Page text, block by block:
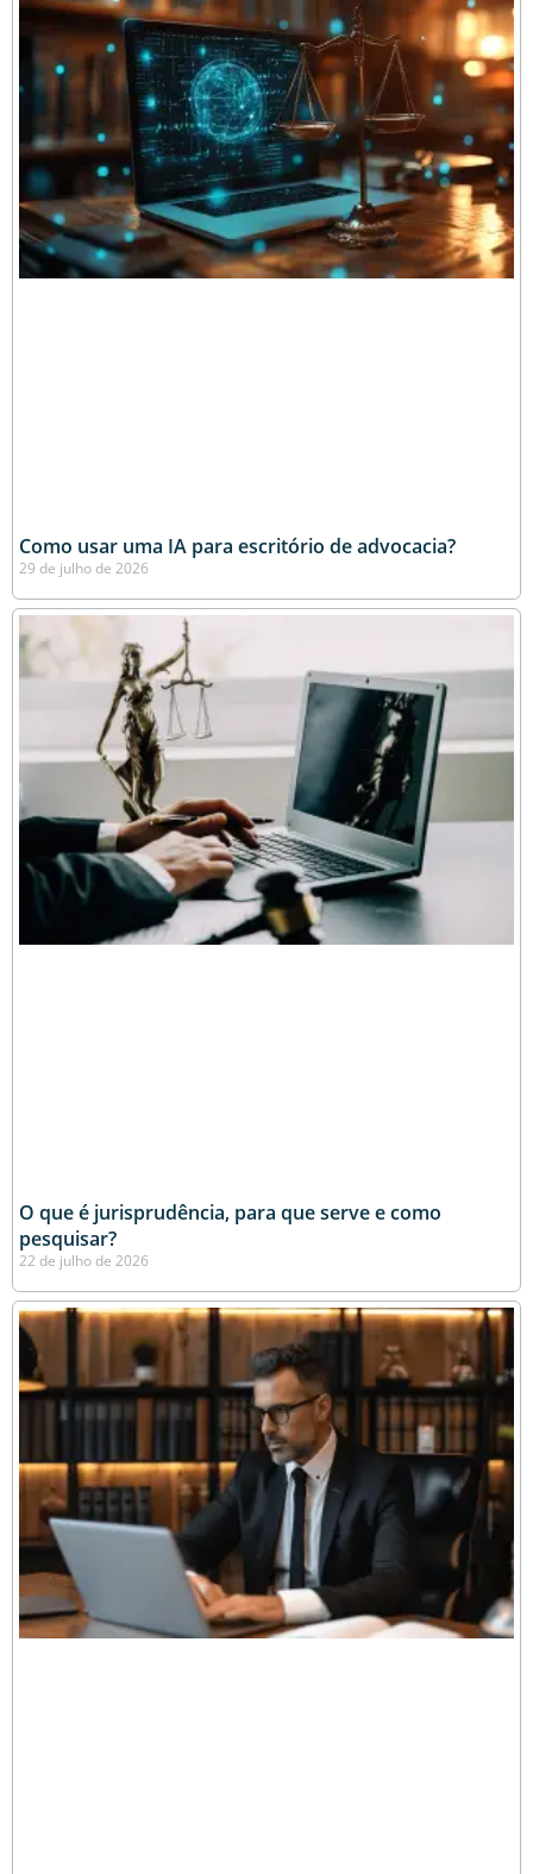
Como usar uma IA para escritório de advocacia?
29 de julho de 2026
O que é jurisprudência, para que serve e como
pesquisar?
22 de julho de 2026